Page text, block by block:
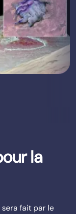
la
fait par le